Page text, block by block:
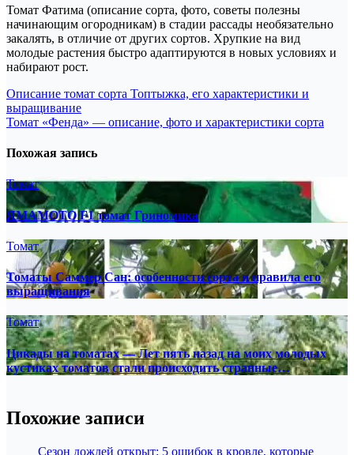
Томат Фатима (описание сорта, фото, советы полезны
начинающим огородникам) в стадии рассады необязательно
закалять, в отличие от других сортов. Хрупкие на вид
молодые растения быстро адаптируются в новых условиях и
набирают рост.
Навигация
по
Описание томат сорта Топтыжка, его характеристики и
выращивание
Томат «Фенда» — описание, фото и характеристики сорта
Похожая запись
Томат
ЯМАМОТО F1 томат Гриномика
Томат
Томаты Саммер Сан: особенности сорта и правила его
выращивания
Томат
Цикады на томатах — Лет пять назад на моих молодых
кустиках томатов стали происходить странные…
Похожие записи
Сезон дождей открыт: 5 ошибок в кровле, которые